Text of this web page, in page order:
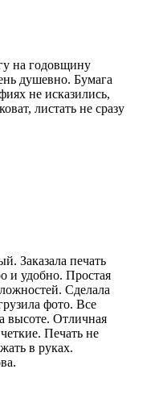
на годовщину
душевно. Бумага
не исказились,
листать не сразу
Заказала печать
и удобно. Простая
Сделала
фото. Все
высоте. Отличная
Печать не
в руках.